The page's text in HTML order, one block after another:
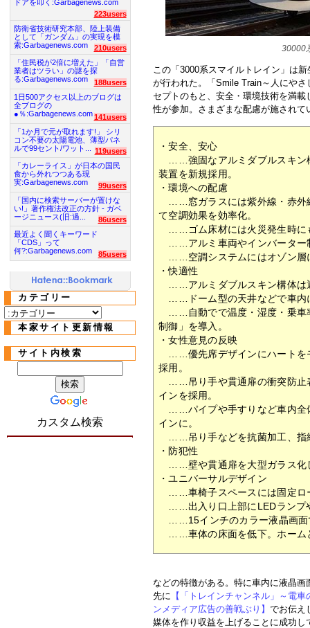
30000
この「3000系スマイルトレイン」は
が行われた。「Smile Train～人にや
セプトのもと、安全・環境技術を満
性が参加。さまざまな配慮が施されて
・安全、安心
……強固なアルミダブルスキン
装置を新規採用。
・環境への配慮
……窓ガラスには紫外線・赤外
て空調効果を効率化。
……ゴム床材には火災発生時に
……アルミ車両やインバーター
……空調システムにはオゾン層
・快適性
……アルミダブルスキン構体は
……ドーム型の天井などで車内
……自動でで温度・湿度・乗車
制御」を導入。
・女性意見の反映
……優先席デザインにハートを
採用。
……吊り手や貫通扉の衝突防止
インを採用。
……パイプや手すりなど車内全
インに。
……吊り手などを抗菌加工、指
・防犯性
……壁や貫通扉を大型ガラス化
・ユニバーサルデザイン
……車椅子スペースには固定ロ
……出入り口上部にLEDランプ
……15インチのカラー液晶画面
……車体の床面を低下。ホーム
などの特徴がある。特に車内に液晶
先に 【「トレインチャンネル」～電
ンメディア広告の善戦ぶり】 でお伝え
媒体を作り収益を上げることに成功
ドアを叩く:Garbagenews.com
223users
防衛省技術研究本部、陸上装備
として「ガンダム」の実現を模
索:Garbagenews.com
210users
「住民税が2倍に増えた」「自営
業者はツラい」の謎を探
る:Garbagenews.com
188users
1日500アクセス以上のブログは
全ブログの
●％:Garbagenews.com 141users
「1か月で元が取れます!」 シリ
コン不要の太陽電池、薄型パネ
ルで99セント/ワット...
119users
「カレーライス」が日本の国民
食から外れつつある現
実:Garbagenews.com
99users
「国内に検索サーバーが置けな
い!」著作権法改正の方針 - ガベ
ージニュース(旧:過...
86users
最近よく聞くキーワード
「CDS」って
何?:Garbagenews.com
85users
カテゴリー
本家サイト更新情報
サイト内検索
カスタム検索